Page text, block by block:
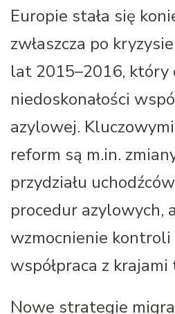
Europie stała się
zwłaszcza po
lat 2015–2016, który
niedoskonałości
azylowej.
reform są m.in.
przydziału
procedur azylowych,
wzmocnienie kontroli
współpraca z krajami
Nowe strategie